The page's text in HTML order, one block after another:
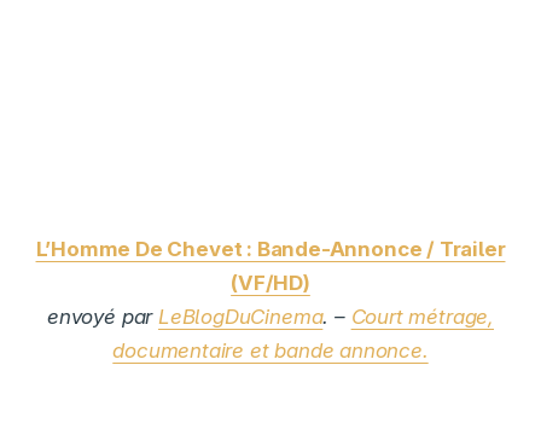
L’Homme De Chevet : Bande-Annonce / Trailer
(VF/HD)
envoyé par LeBlogDuCinema. – Court métrage,
documentaire et bande annonce.